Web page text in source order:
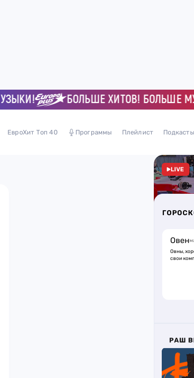
БОЛЬШЕ ХИТОВ! БОЛЬШЕ
ЕвроХит Топ 40 Программы Плейлист Подкасты
LIVE
Овен
Овны,
свои